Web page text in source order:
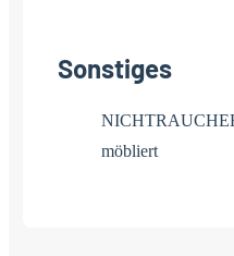
Sonstiges
möbliert